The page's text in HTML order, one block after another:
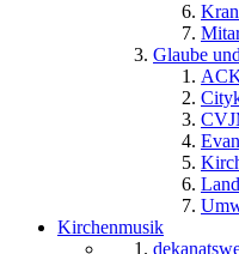
Glaube
Kirchenmusik